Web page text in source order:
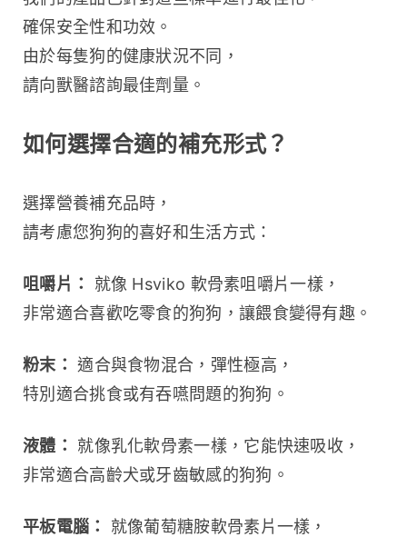
確保安全性和功效。
由於每隻狗的健康狀況不同，
請向獸醫諮詢最佳劑量。
如何選擇合適的補充形式？
選擇營養補充品時，
請考慮您狗狗的喜好和生活方式：
咀嚼片：
就像 Hsviko 軟骨素咀嚼片一樣，
非常適合喜歡吃零食的狗狗，讓餵食變得有趣。
粉末： 適合與食物混合，彈性極高，
特別適合挑食或有吞嚥問題的狗狗。
液體：
就像乳化軟骨素一樣，它能快速吸收，
非常適合高齡犬或牙齒敏感的狗狗。
平板電腦：
就像葡萄糖胺軟骨素片一樣，